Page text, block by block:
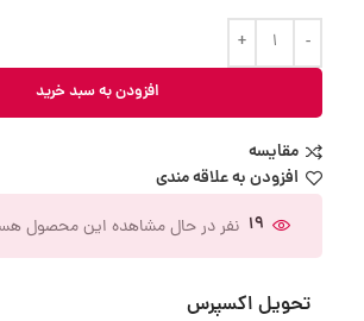
افزودن به سبد خرید
مقایسه
افزودن به علاقه مندی
19 نفر در حال مشاهده این محصول
تحویل اکسپرس